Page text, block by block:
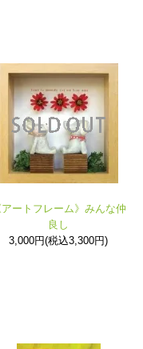
アートフレーム》みんな仲
良し
3,000円(税込3,300円)